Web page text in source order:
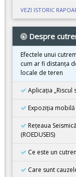
08 Aprilie 2026
Cutremur M4.0,
01 Aprilie 2026
Cutremur M7.4,
30 Martie 2026
24 Martie 2026
Cutremur M7.5,
26 Februarie 2026
Cutremur M4.5,
08 Decembrie 2025
VEZI ISTORIC
Despre
Efectele unui
cum ar fi distanţa
locale de teren
Aplicația „Riscul
Expoziţia
Rețeaua
(ROEDUSEIS)
Ce este un
Care sunt